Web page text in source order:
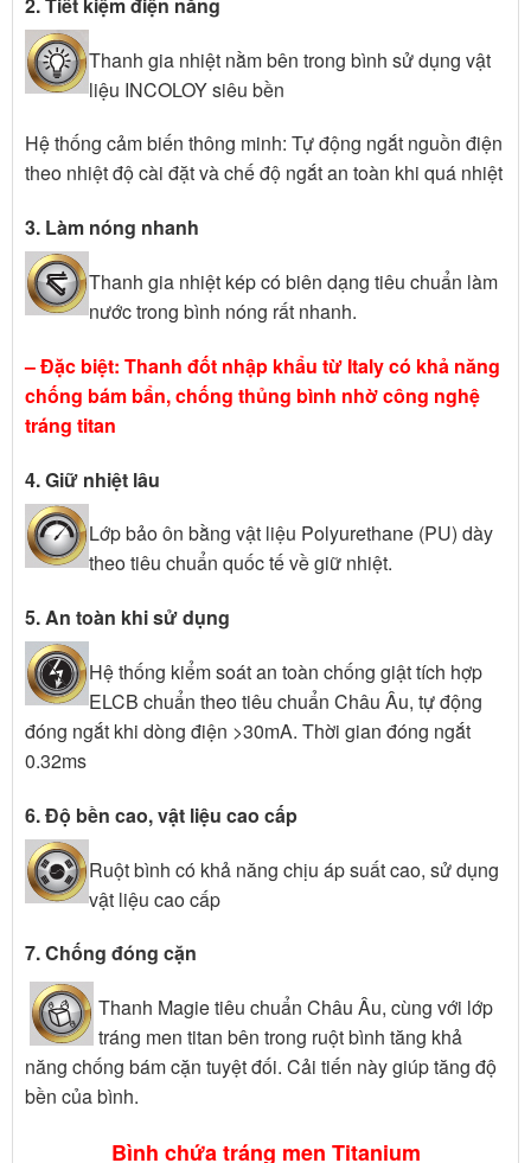
Thanh gia nhiệt nằm bên trong bình sử dụng vật
liệu INCOLOY siêu bền
Hệ thống cảm biến thông minh: Tự động ngắt nguồn điện
theo nhiệt độ cài đặt và chế độ ngắt an toàn khi quá nhiệt
3. Làm nóng nhanh
Thanh gia nhiệt kép có biên dạng tiêu chuẩn làm
nước trong bình nóng rất nhanh.
– Đặc biệt: Thanh đốt nhập khẩu từ Italy có khả năng
chống bám bẩn, chống thủng bình nhờ công nghệ
tráng titan
4. Giữ nhiệt lâu
Lớp bảo ôn bằng vật liệu Polyurethane (PU) dày
theo tiêu chuẩn quốc tế về giữ nhiệt.
5. An toàn khi sử dụng
Hệ thống kiểm soát an toàn chống giật tích hợp
ELCB chuẩn theo tiêu chuẩn Châu Âu, tự động
đóng ngắt khi dòng điện >30mA. Thời gian đóng ngắt
0.32ms
6. Độ bền cao, vật liệu cao cấp
Ruột bình có khả năng chịu áp suất cao, sử dụng
vật liệu cao cấp
7. Chống đóng cặn
Thanh Magie tiêu chuẩn Châu Âu, cùng với lớp
tráng men titan bên trong ruột bình tăng khả
năng chống bám cặn tuyệt đối. Cải tiến này giúp tăng độ
bền của bình.
Bình chứa tráng men Titanium